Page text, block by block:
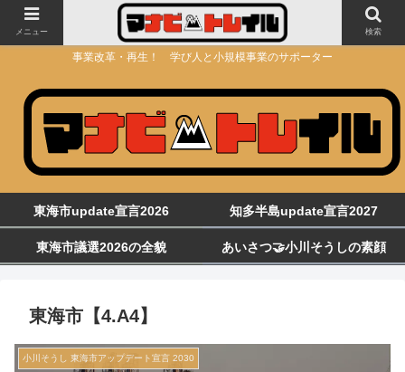
事業改革・再生！ 学び人と小規模事業のサポーター
東海市update宣言2026 知多半島update宣言2027
東海市議選2026の全貌 あいさつ🤝小川そうしの素顔
東海市【4.A4】
小川そうし 東海市アップデート宣言 2030
メニュー 検索